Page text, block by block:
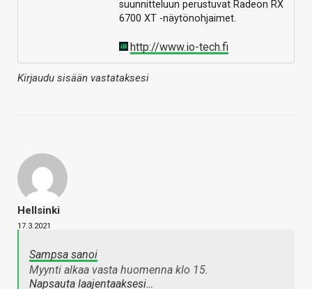
suunnitteluun perustuvat Radeon RX
6700 XT -näytönohjaimet.
http://www.io-tech.fi
Kirjaudu sisään vastataksesi
Hellsinki
17.3.2021
Sampsa sanoi
Myynti alkaa vasta huomenna klo 15.
Napsauta laajentaaksesi…